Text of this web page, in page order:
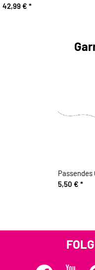
42,99 € *
Passendes
5,50 € *